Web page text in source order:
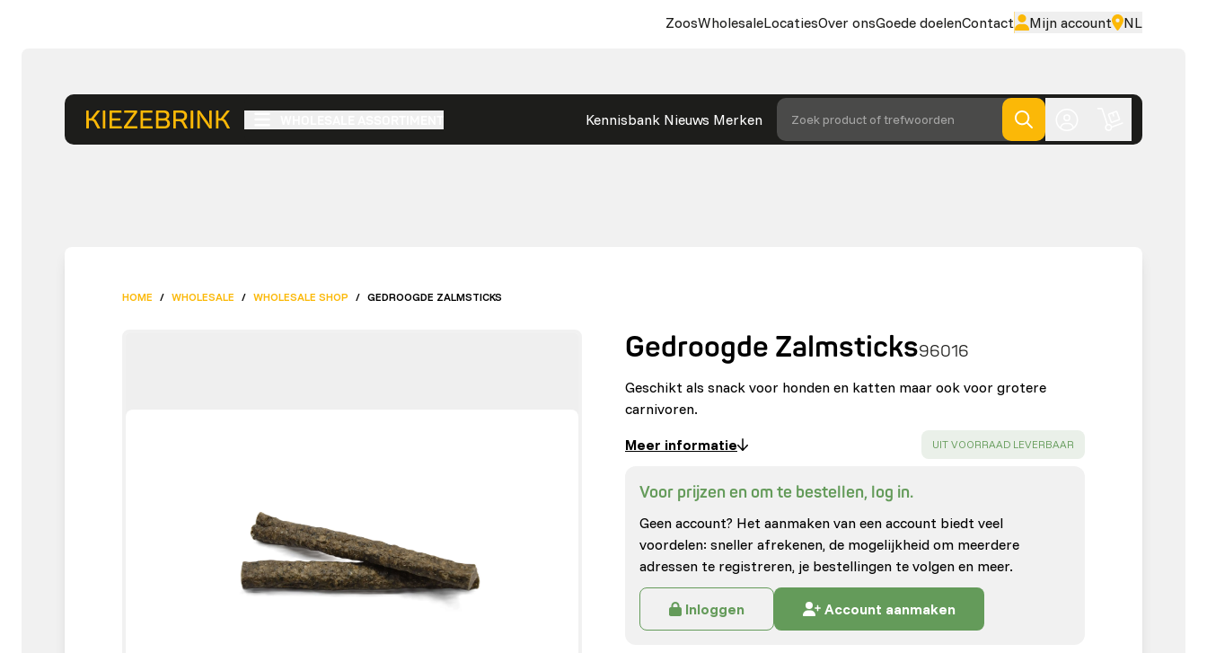
ZoosWholesaleLocatiesOver onsGoede doelenContact Mijn account NL
Kennisbank Nieuws Merken Zoek product of trefwoorden
HOME / WHOLESALE / WHOLESALE SHOP / GEDROOGDE ZALMSTICKS
Gedroogde Zalmsticks96016
Geschikt als snack voor honden en katten maar ook voor grotere
carnivoren.
Meer informatie
SUCCESS:
UIT VOORRAAD LEVERBAAR
Voor prijzen en om te bestellen, log in.
Geen account? Het aanmaken van een account biedt veel
voordelen: sneller afrekenen, de mogelijkheid om meerdere
adressen te registreren, je bestellingen te volgen en meer.
Inloggen Account aanmaken